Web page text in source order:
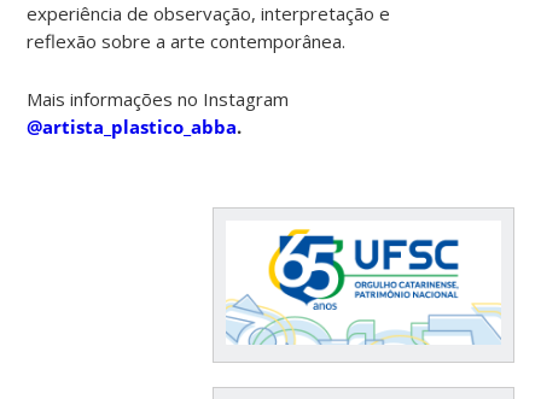
experiência de observação, interpretação e
reflexão sobre a arte contemporânea.
Mais informações no Instagram
@artista_plastico_abba.